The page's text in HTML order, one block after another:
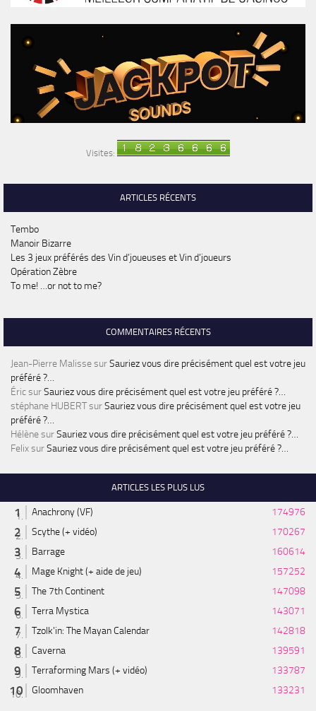
Visites:
ARTICLES RÉCENTS
Tembo
Manoir Bizarre
Les 3 jeux préférés des Vin d’joueuses et Vin d’joueurs
Opération Zèbre
To me! …or not to me?
COMMENTAIRES RÉCENTS
Jean-Pierre MalissesurSauriez vous dire précisément quel est votre jeu
préféré ?…
ÉricsurSauriez vous dire précisément quel est votre jeu préféré ?…
stéphane HUBERTsurSauriez vous dire précisément quel est votre jeu
préféré ?…
HélènesurSauriez vous dire précisément quel est votre jeu préféré ?…
FelixsurSauriez vous dire précisément quel est votre jeu préféré ?…
ARTICLES LES PLUS LUS
Anachrony (VF)
174976
Scythe (+ vidéo)
170267
Barrage
160614
Mage Knight (+ aide de jeu)
157252
The 7th Continent
147098
Terra Mystica
143071
Tzolk'in: The Mayan Calendar
142818
Caverna
139591
Terraforming Mars (+ vidéo)
133787
Gloomhaven
133231